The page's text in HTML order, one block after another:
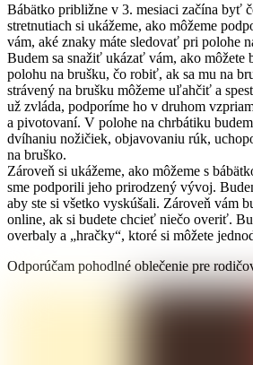
Bábätko približne v 3. mesiaci začína byť
stretnutiach si ukážeme, ako môžeme
vám, aké znaky máte sledovať pri polohe
Budem sa snažiť ukázať vám, ako môžete
polohu na brušku, čo robiť, ak sa mu na
strávený na brušku môžeme uľahčiť a
už zvláda, podporíme ho v druhom
a pivotovaní. V polohe na chrbátiku
dvíhaniu nožičiek, objavovaniu rúk,
na bruško.
Zároveň si ukážeme, ako môžeme s
sme podporili jeho prirodzený vývoj.
aby ste si všetko vyskúšali. Zároveň vám
online, ak si budete chcieť niečo overiť.
overbaly a „hračky“, ktoré si môžete
Odporúčam pohodlné oblečenie pre